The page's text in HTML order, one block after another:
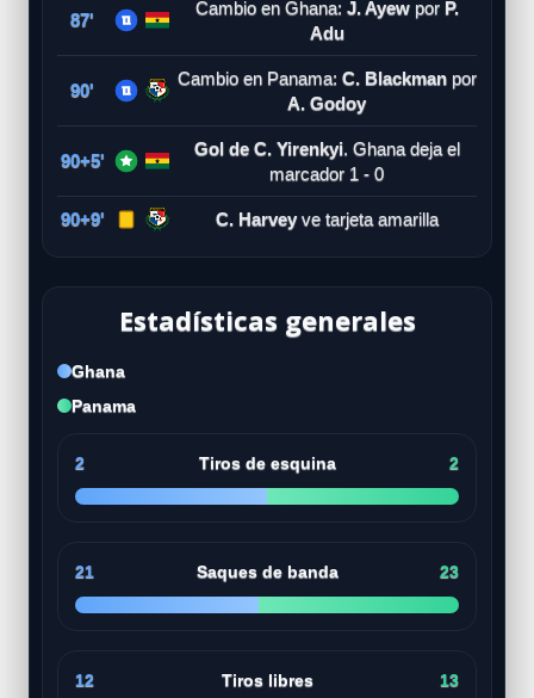
87'
Cambio en Ghana: J. Ayewpor P.
Adu
90'
Cambio en Panama: C. Blackmanpor
A. Godoy
90+5'
Gol de C. Yirenkyi. Ghana deja el
marcador 1 - 0
90+9' C. Harveyve tarjeta amarilla
Estadísticas generales
Ghana
Panama
2 Tiros de esquina 2
21 Saques de banda 23
12 Tiros libres 13